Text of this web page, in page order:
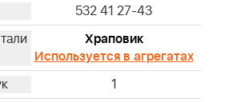
532 41 27-43
Храповик
Используется в агрегатах
1